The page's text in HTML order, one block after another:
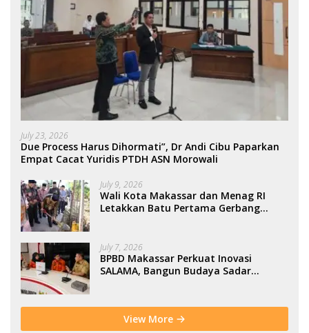
July 23, 2026
Due Process Harus Dihormati”, Dr Andi Cibu Paparkan
Empat Cacat Yuridis PTDH ASN Morowali
July 9, 2026
Wali Kota Makassar dan Menag RI
Letakkan Batu Pertama Gerbang
July 7, 2026
BPBD Makassar Perkuat Inovasi
SALAMA, Bangun Budaya Sadar
View More